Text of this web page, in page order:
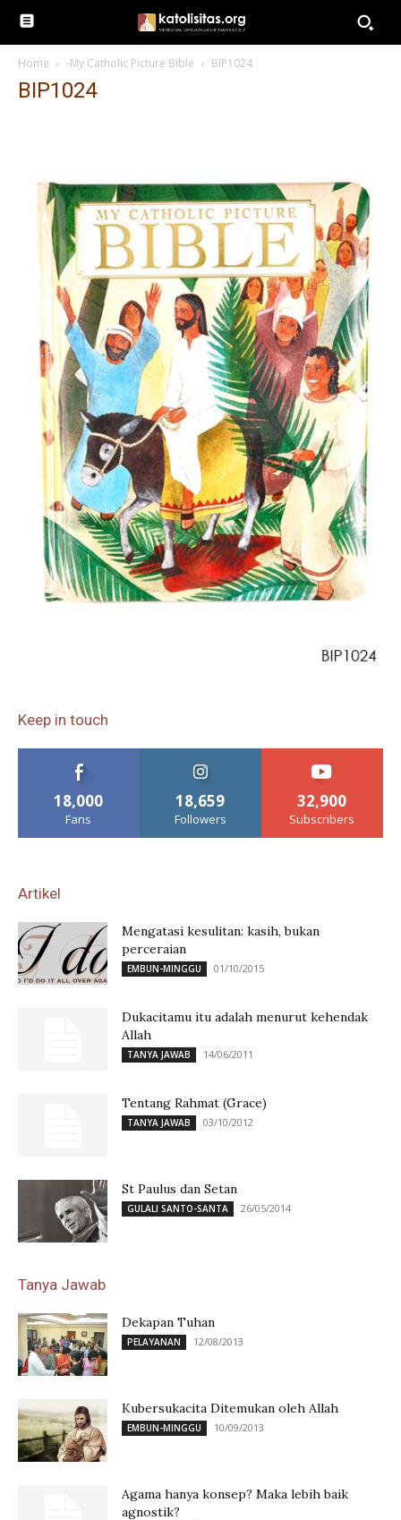
Home -My Catholic Picture Bible BIP1024
BIP1024
Keep in touch
18,000
Fans
18,659
Followers
32,900
Subscribers
Artikel
Mengatasi kesulitan: kasih, bukan
perceraian
EMBUN-MINGGU 01/10/2015
Dukacitamu itu adalah menurut kehendak
Allah
TANYA JAWAB 14/06/2011
Tentang Rahmat (Grace)
TANYA JAWAB 03/10/2012
St Paulus dan Setan
GULALI SANTO-SANTA 26/05/2014
Tanya Jawab
Dekapan Tuhan
PELAYANAN 12/08/2013
Kubersukacita Ditemukan oleh Allah
EMBUN-MINGGU 10/09/2013
Agama hanya konsep? Maka lebih baik
agnostik?